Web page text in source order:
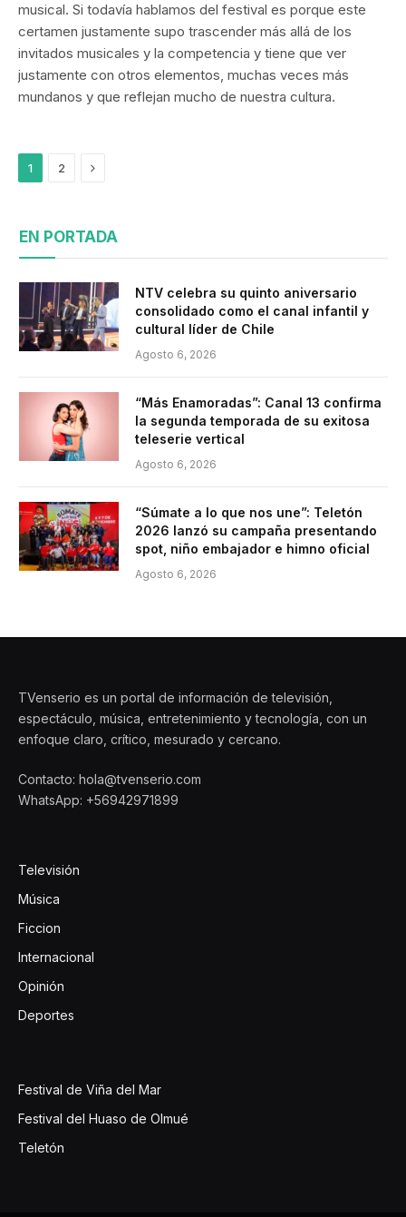
musical. Si todavía hablamos del festival es porque este
certamen justamente supo trascender más allá de los
invitados musicales y la competencia y tiene que ver
justamente con otros elementos, muchas veces más
mundanos y que reflejan mucho de nuestra cultura.
1 2 Siguiente
EN PORTADA
NTV celebra su quinto aniversario
consolidado como el canal infantil y
cultural líder de Chile
Agosto 6, 2026
“Más Enamoradas”: Canal 13 confirma
la segunda temporada de su exitosa
teleserie vertical
Agosto 6, 2026
“Súmate a lo que nos une”: Teletón
2026 lanzó su campaña presentando
spot, niño embajador e himno oficial
Agosto 6, 2026
TVenserio es un portal de información de televisión,
espectáculo, música, entretenimiento y tecnología, con un
enfoque claro, crítico, mesurado y cercano.
Contacto: hola@tvenserio.com
WhatsApp: +56942971899
Televisión
Música
Ficcion
Internacional
Opinión
Deportes
Festival de Viña del Mar
Festival del Huaso de Olmué
Teletón